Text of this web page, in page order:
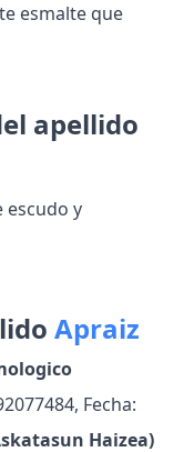
esmalte que
apellido
escudo y
Apraiz
Fecha:
Haizea)